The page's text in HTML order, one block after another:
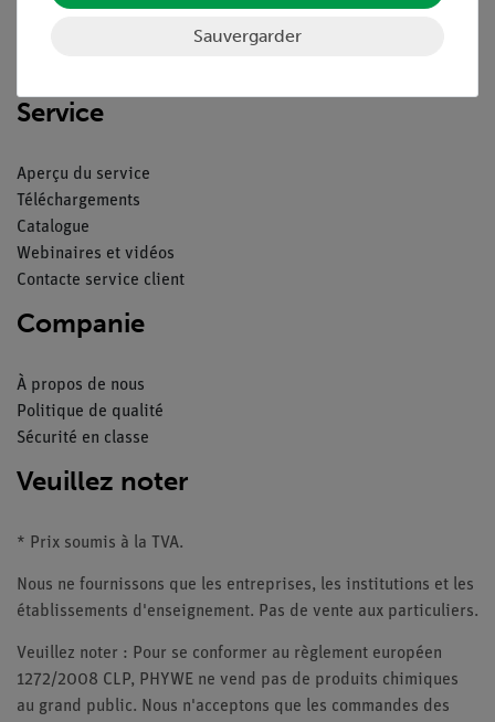
Déclaration de confidentialité
Service
Aperçu du service
Téléchargements
Catalogue
Webinaires et vidéos
Contacte service client
Companie
À propos de nous
Politique de qualité
Sécurité en classe
Veuillez noter
* Prix soumis à la TVA.
Nous ne fournissons que les entreprises, les institutions et les
établissements d'enseignement. Pas de vente aux particuliers.
Veuillez noter : Pour se conformer au règlement européen
1272/2008 CLP, PHYWE ne vend pas de produits chimiques
au grand public. Nous n'acceptons que les commandes des
Sauvergarder